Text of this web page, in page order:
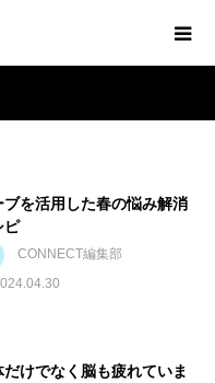
ブを活用した春の悩み解消
ピ
CONNECT編集部
だけでなく脳も疲れていま